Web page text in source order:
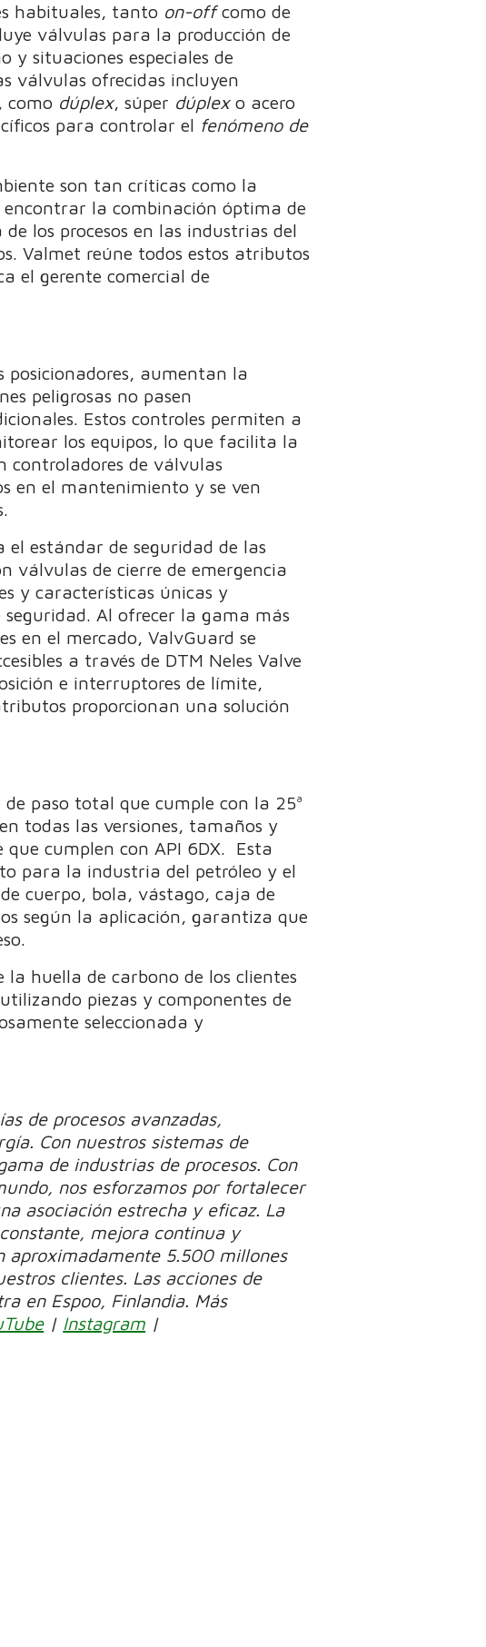
habituales, tanto on-offcomo de
válvulas para la producción de
y situaciones especiales de
válvulas ofrecidas incluyen
como dúplex, súper dúplexo acero
para controlar el fenómeno de
son tan críticas como la
la combinación óptima de
los procesos en las industrias del
Valmet reúne todos estos atributos
el gerente comercial de
posicionadores, aumentan la
peligrosas no pasen
Estos controles permiten a
los equipos, lo que facilita la
controladores de válvulas
en el mantenimiento y se ven
el estándar de seguridad de las
válvulas de cierre de emergencia
y características únicas y
Al ofrecer la gama más
en el mercado, ValvGuard se
a través de DTM Neles Valve
e interruptores de límite,
proporcionan una solución
paso total que cumple con la 25ª
todas las versiones, tamaños y
cumplen con API 6DX. Esta
para la industria del petróleo y el
cuerpo, bola, vástago, caja de
según la aplicación, garantiza que
huella de carbono de los clientes
piezas y componentes de
seleccionada y
de procesos avanzadas,
Con nuestros sistemas de
de industrias de procesos. Con
nos esforzamos por fortalecer
asociación estrecha y eficaz. La
mejora continua y
aproximadamente 5.500 millones
clientes. Las acciones de
en Espoo, Finlandia. Más
| Instagram |